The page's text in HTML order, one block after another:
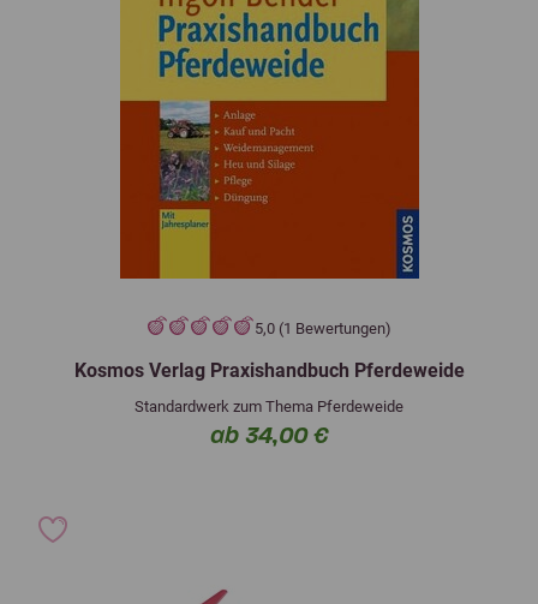
5,0 (1 Bewertungen)
Kosmos Verlag Praxishandbuch Pferdeweide
Standardwerk zum Thema Pferdeweide
ab 34,00 €